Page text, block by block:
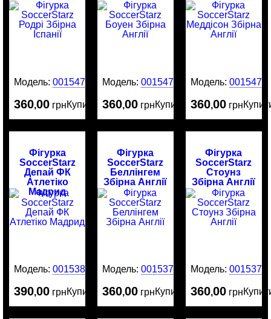
Модель:0015478
360,00 грнКупити
Модель:0015477
360,00 грнКупити
Модель: 0015476
360,00 грн
Фігурка
SoccerStarz
Депай ФК
Атлетіко
Мадрид
Модель:0015380
390,00 грнКупити
Фігурка
SoccerStarz
Беллінгем
Збірна Англії
Модель:0015379
360,00 грнКупити
Фігурка
SoccerStarz
Стоунз
Збірна Англії
Модель: 0015376
360,00 грн